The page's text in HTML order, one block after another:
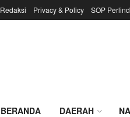
Redaksi Privacy & Policy SOP
BERANDA DAERAH